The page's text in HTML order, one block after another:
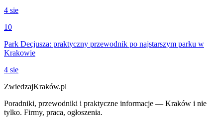
4 sie
10
Park Decjusza: praktyczny przewodnik po najstarszym parku w
Krakowie
4 sie
ZwiedzajKraków.pl
Poradniki, przewodniki i praktyczne informacje — Kraków i nie
tylko. Firmy, praca, ogłoszenia.